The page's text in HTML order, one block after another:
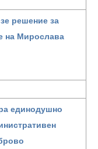
решение за
на Мирослава
единодушно